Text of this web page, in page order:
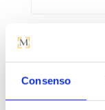
Consenso